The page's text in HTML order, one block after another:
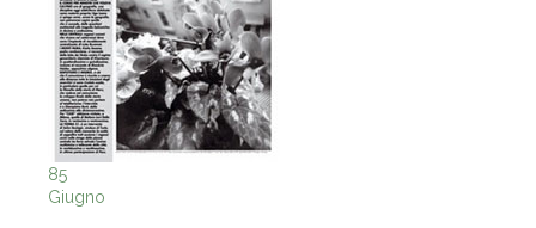
85
Giugno